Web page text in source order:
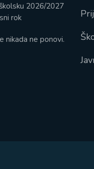
2026/2027
rok
nikada ne ponovi.